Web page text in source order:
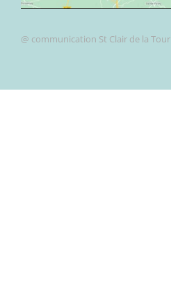
@ communication St Clair de la Tour